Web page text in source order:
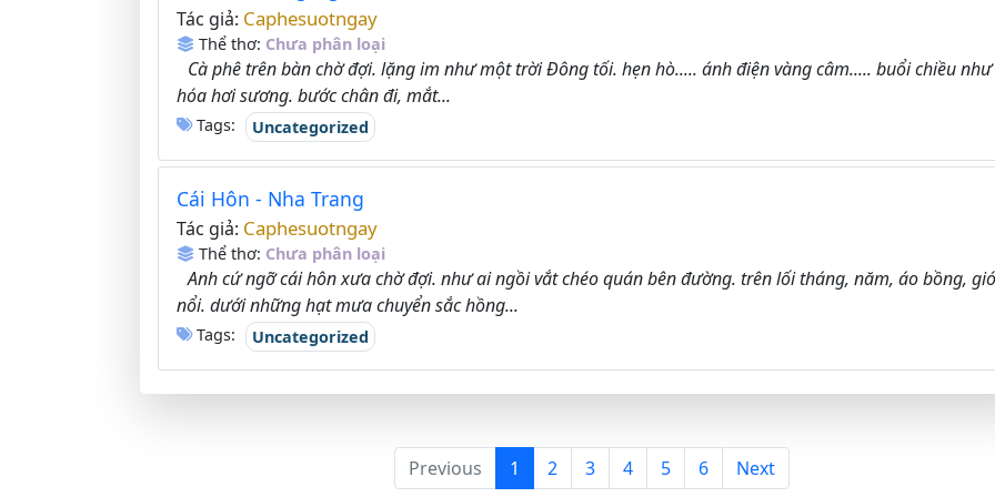
Tác giả: Caphesuotngay
Thể thơ: Chưa phân loại
Cà phê trên bàn chờ đợi. lặng im như một trời Đông tối. hẹn hò..... ánh điện vàng câm..... buổi chiều như
hóa hơi sương. bước chân đi, mắt...
Tags: Uncategorized
Cái Hôn - Nha Trang
Tác giả: Caphesuotngay
Thể thơ: Chưa phân loại
Anh cứ ngỡ cái hôn xưa chờ đợi. như ai ngồi vắt chéo quán bên đường. trên lối tháng, năm, áo bồng, gió
nổi. dưới những hạt mưa chuyển sắc hồng...
Tags: Uncategorized
Previous 1 2 3 4 5 6 Next